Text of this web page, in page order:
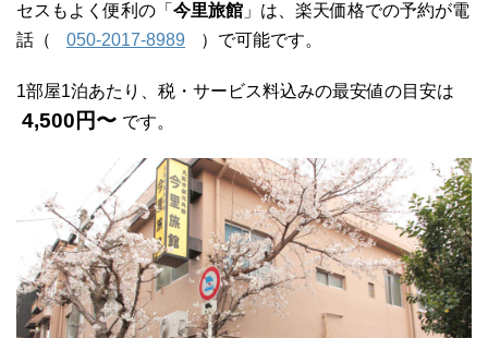
セスもよく便利の「 今里旅館 」は、楽天価格での予約が電
話（
050-2017-8989 ）で可能です。
1部屋1泊あたり、税・サービス料込みの最安値の目安は
4,500円〜 です。